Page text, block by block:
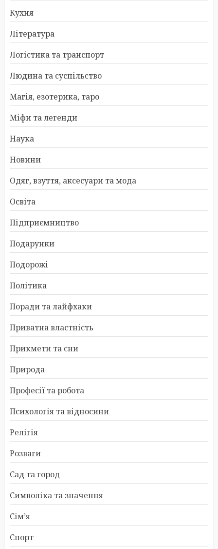
Кухня
Література
Логістика та транспорт
Людина та суспільство
Магія, езотерика, таро
Міфи та легенди
Наука
Новини
Одяг, взуття, аксесуари та мода
Освіта
Підприємництво
Подарунки
Подорожі
Політика
Поради та лайфхаки
Приватна властність
Прикмети та сни
Природа
Професії та робота
Психологія та відносини
Релігія
Розваги
Сад та город
Символіка та значення
Сім’я
Спорт